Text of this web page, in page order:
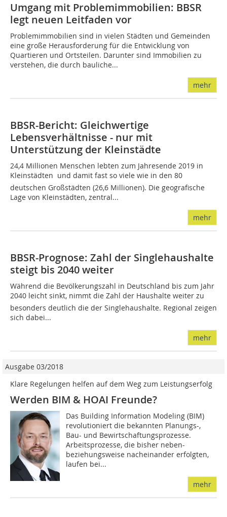
Umgang mit Problemimmobilien: BBSR
legt neuen Leitfaden vor
Problemimmobilien sind in vielen Städten und Gemeinden
eine große Herausforderung für die Entwicklung von
Quartieren und Ortsteilen. Darunter sind Immobilien zu
verstehen, die durch bauliche...
mehr
BBSR-Bericht: Gleichwertige
Lebensverhältnisse - nur mit
Unterstützung der Kleinstädte
24,4 Millionen Menschen lebten zum Jahresende 2019 in
Kleinstädten  und damit fast so viele wie in den 80
deutschen Großstädten (26,6 Millionen). Die geografische
Lage von Kleinstädten, zentral...
mehr
BBSR-Prognose: Zahl der Singlehaushalte
steigt bis 2040 weiter
Während die Bevölkerungszahl in Deutschland bis zum Jahr
2040 leicht sinkt, nimmt die Zahl der Haushalte weiter zu 
besonders deutlich die der Singlehaushalte. Regional zeigen
sich dabei...
mehr
Ausgabe 03/2018
Klare Regelungen helfen auf dem Weg zum Leistungserfolg
Werden BIM & HOAI Freunde?
Das Building Information Modeling (BIM)
revolutioniert die bekannten Planungs-,
Bau- und Bewirtschaftungsprozesse.
Arbeitsprozesse, die bisher neben-
beziehungsweise nacheinander erfolgten,
laufen bei...
mehr